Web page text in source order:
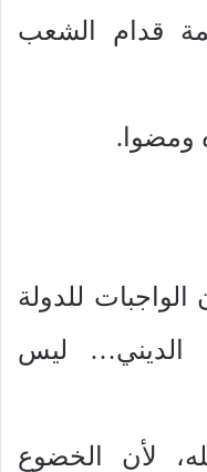
قدام الشعب
ومضوا.
للدولة
الديني… ليس
لأن الخضوع